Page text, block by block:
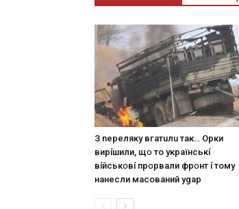
З nepeлякy вгaтuлu тaк… Opки
виpíшили, щօ тo yкpaїнcькí
вíйcькօвí пpօpвaли фpօнт í тoмy
нaнecли мacoвaний ygap